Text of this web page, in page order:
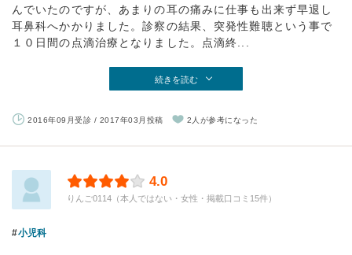
んでいたのですが、あまりの耳の痛みに仕事も出来ず早退し
耳鼻科へかかりました。診察の結果、突発性難聴という事で
１０日間の点滴治療となりました。点滴終...
続きを読む
2016年09月受診 / 2017年03月投稿 2人が参考になった
4.0
りんご0114（本人ではない・女性・掲載口コミ15件）
小児科